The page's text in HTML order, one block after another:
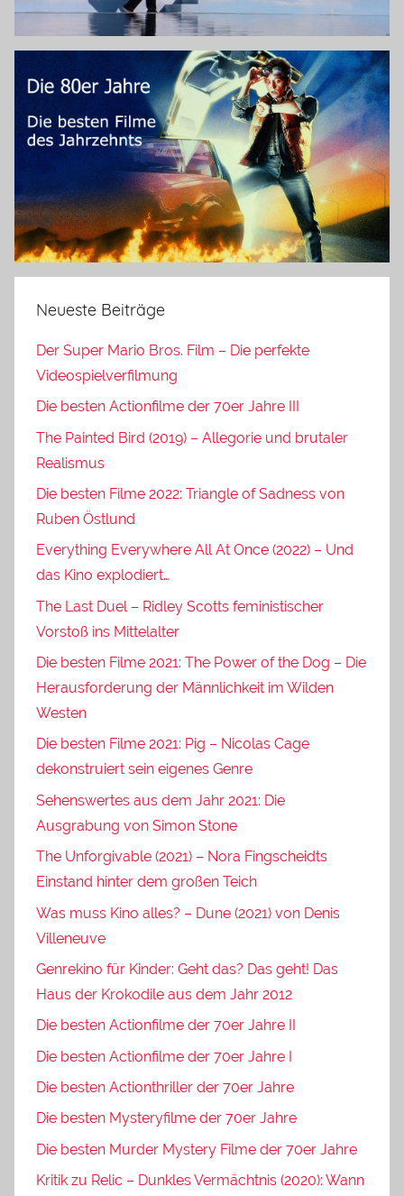
Neueste Beiträge
Der Super Mario Bros. Film – Die perfekte
Videospielverfilmung
Die besten Actionfilme der 70er Jahre III
The Painted Bird (2019) – Allegorie und brutaler
Realismus
Die besten Filme 2022: Triangle of Sadness von
Ruben Östlund
Everything Everywhere All At Once (2022) – Und
das Kino explodiert…
The Last Duel – Ridley Scotts feministischer
Vorstoß ins Mittelalter
Die besten Filme 2021: The Power of the Dog – Die
Herausforderung der Männlichkeit im Wilden
Westen
Die besten Filme 2021: Pig – Nicolas Cage
dekonstruiert sein eigenes Genre
Sehenswertes aus dem Jahr 2021: Die
Ausgrabung von Simon Stone
The Unforgivable (2021) – Nora Fingscheidts
Einstand hinter dem großen Teich
Was muss Kino alles? – Dune (2021) von Denis
Villeneuve
Genrekino für Kinder: Geht das? Das geht! Das
Haus der Krokodile aus dem Jahr 2012
Die besten Actionfilme der 70er Jahre II
Die besten Actionfilme der 70er Jahre I
Die besten Actionthriller der 70er Jahre
Die besten Mysteryfilme der 70er Jahre
Die besten Murder Mystery Filme der 70er Jahre
Kritik zu Relic – Dunkles Vermächtnis (2020): Wann